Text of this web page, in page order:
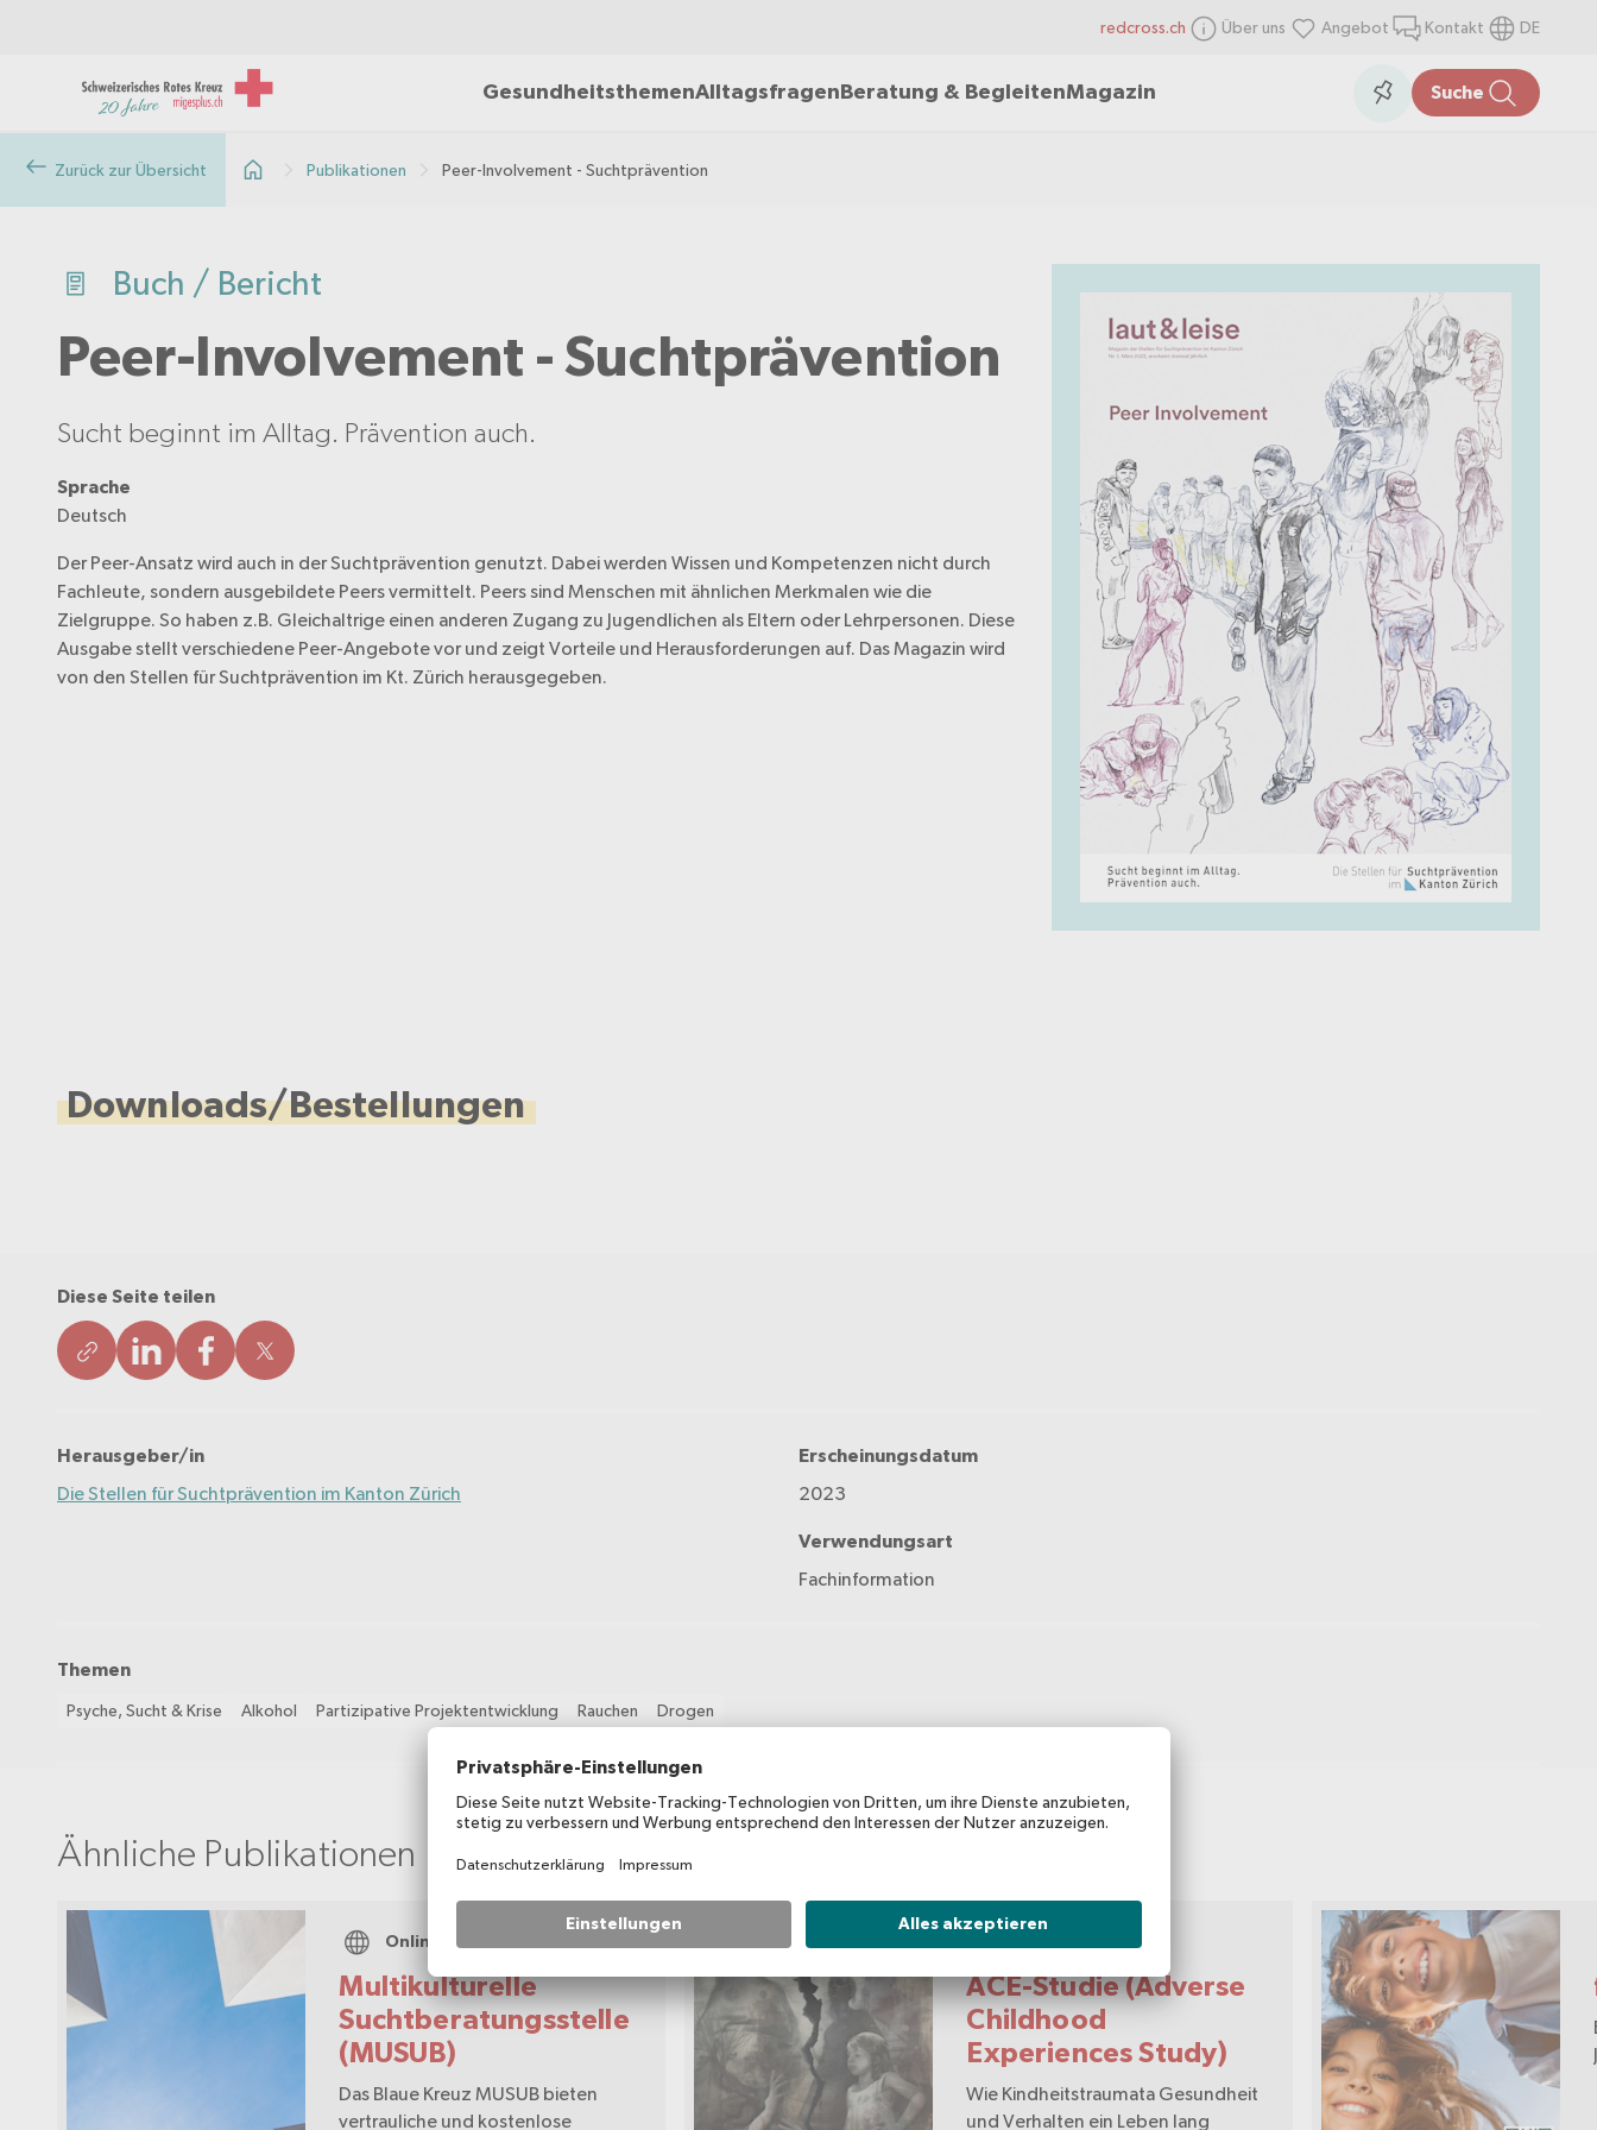
redcross.ch Über uns Angebot Kontakt DE
GesundheitsthemenAlltagsfragen Beratung & BegleitenMagazin Collection
itemsSuche
Zurück zur Übersicht Publikationen Peer-Involvement - Suchtprävention
Buch / Bericht
Peer-Involvement - Suchtprävention
Sucht beginnt im Alltag. Prävention auch.
Sprache
Deutsch
Der Peer-Ansatz wird auch in der Suchtprävention genutzt. Dabei werden Wissen und Kompetenzen nicht durch
Fachleute, sondern ausgebildete Peers vermittelt. Peers sind Menschen mit ähnlichen Merkmalen wie die
Zielgruppe. So haben z.B. Gleichaltrige einen anderen Zugang zu Jugendlichen als Eltern oder Lehrpersonen. Diese
Ausgabe stellt verschiedene Peer-Angebote vor und zeigt Vorteile und Herausforderungen auf. Das Magazin wird
von den Stellen für Suchtprävention im Kt. Zürich herausgegeben.
Downloads/Bestellungen
Diese Seite teilen
Herausgeber/in
Die Stellen für Suchtprävention im Kanton Zürich
Erscheinungsdatum
2023
Verwendungsart
Fachinformation
Themen
Psyche, Sucht & Krise Alkohol Partizipative Projektentwicklung Rauchen Drogen
Ähnliche Publikationen
Multikulturelle
Suchtberatungsstelle
(MUSUB)
Onlineportal
Das Blaue Kreuz MUSUB bieten
vertrauliche und kostenlose
ACE-Studie (Adverse
Childhood
Experiences Study)
Wie Kindheitstraumata Gesundheit
und Verhalten ein Leben lang